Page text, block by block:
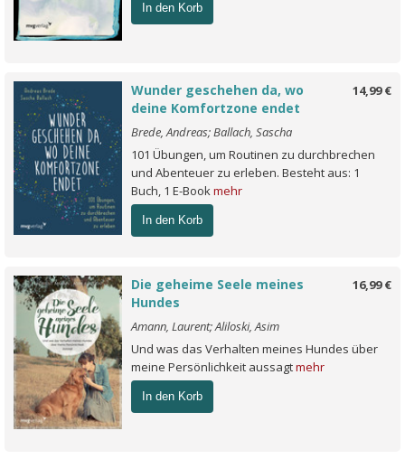
In den Korb
14,99 €
Wunder geschehen da, wo
deine Komfortzone endet
Brede, Andreas; Ballach, Sascha
101 Übungen, um Routinen zu durchbrechen
und Abenteuer zu erleben. Besteht aus: 1
Buch, 1 E-Bookmehr
In den Korb
16,99 €
Die geheime Seele meines
Hundes
Amann, Laurent; Aliloski, Asim
Und was das Verhalten meines Hundes über
meine Persönlichkeit aussagtmehr
In den Korb